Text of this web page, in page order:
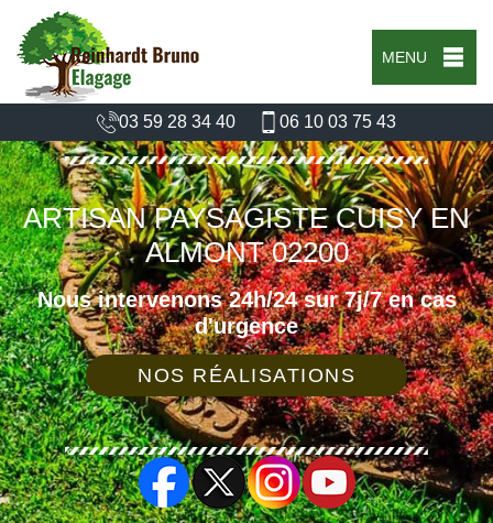
MENU
03 59 28 34 40 06 10 03 75 43
ARTISAN PAYSAGISTE CUISY EN
ALMONT 02200
Nous intervenons 24h/24 sur 7j/7 en cas
d'urgence
NOS RÉALISATIONS